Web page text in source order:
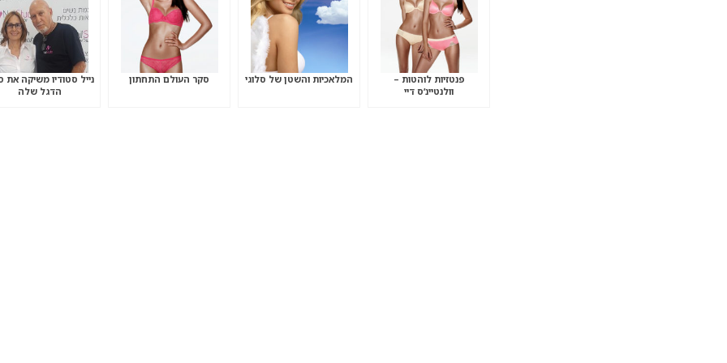
פנטזיות לוהטות –
וולנטיינ’ס דיי
המלאכיות והשטן של סלוגי סקר העולם התחתון
נייל סטודיו משיקה את
הדגל שלה